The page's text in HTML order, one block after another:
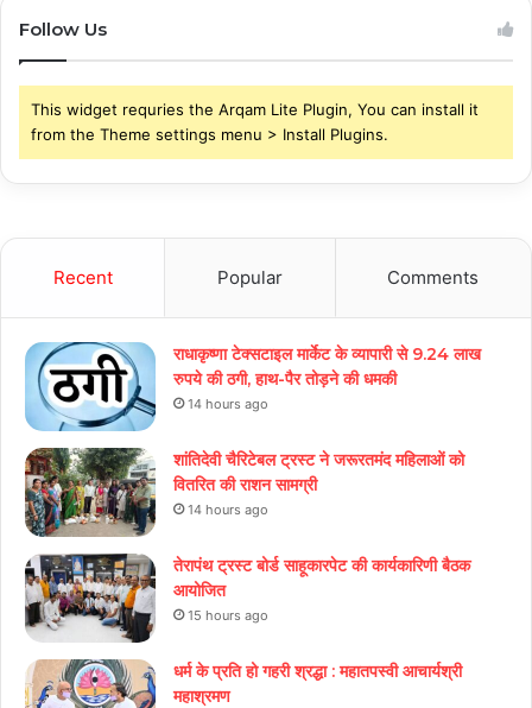
Follow Us
This widget requries the Arqam Lite Plugin, You can install it
from the Theme settings menu > Install Plugins.
Recent Popular Comments
राधाकृष्णा टेक्सटाइल मार्केट के व्यापारी से 9.24 लाख
रुपये की ठगी, हाथ-पैर तोड़ने की धमकी
14 hours ago
शांतिदेवी चैरिटेबल ट्रस्ट ने जरूरतमंद महिलाओं को
वितरित की राशन सामग्री
14 hours ago
तेरापंथ ट्रस्ट बोर्ड साहूकारपेट की कार्यकारिणी बैठक
आयोजित
15 hours ago
धर्म के प्रति हो गहरी श्रद्धा : महातपस्वी आचार्यश्री
महाश्रमण